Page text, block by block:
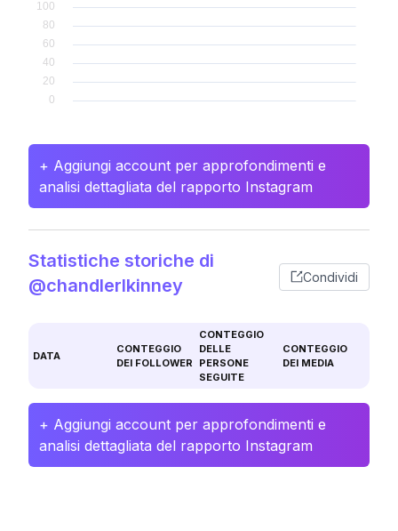
+ Aggiungi account per approfondimenti e
analisi dettagliata del rapporto Instagram
Statistiche storiche di
@chandlerlkinney
Condividi
DATA
CONTEGGIO
DEI FOLLOWER
CONTEGGIO
DELLE
PERSONE
SEGUITE
CONTEGGIO
DEI MEDIA
+ Aggiungi account per approfondimenti e
analisi dettagliata del rapporto Instagram